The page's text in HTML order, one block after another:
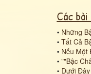
Các
• Những
• Tất Cả Bậc
• Nếu Một
• ""Bậc Chân Sư Đắc Đạo" Thường Có
• Dưới Đây Là Danh Sách 9